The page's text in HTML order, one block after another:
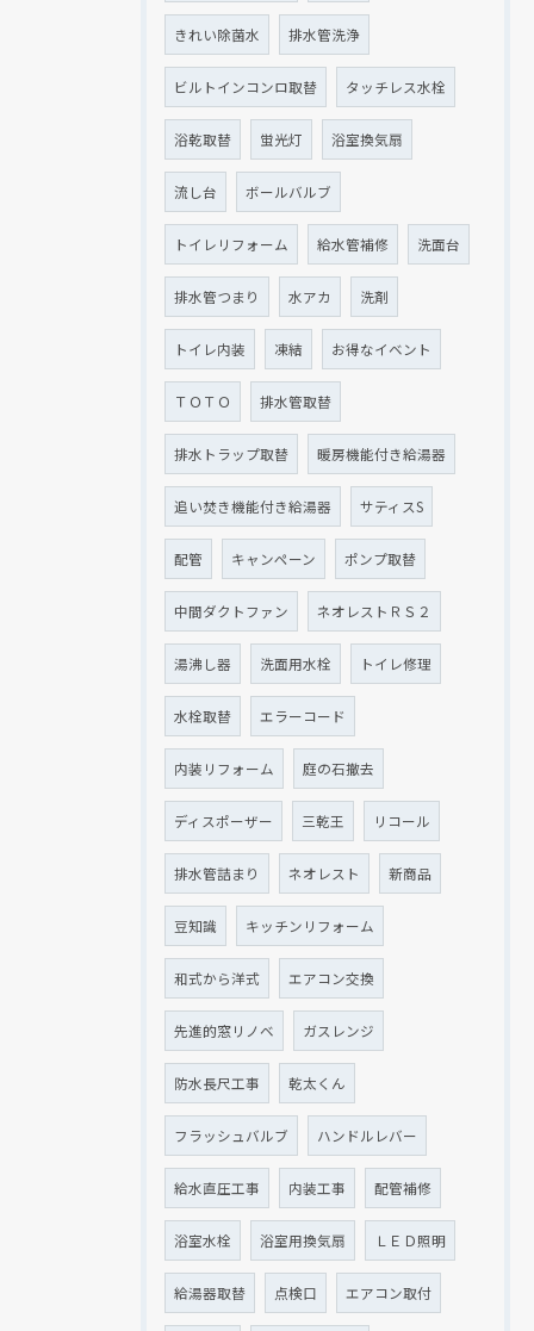
きれい除菌水 排水管洗浄
ビルトインコンロ取替 タッチレス水栓
浴乾取替 蛍光灯 浴室換気扇
流し台 ボールバルブ
トイレリフォーム 給水管補修 洗面台
排水管つまり 水アカ 洗剤
トイレ内装 凍結 お得なイベント
ＴＯＴＯ 排水管取替
排水トラップ取替 暖房機能付き給湯器
追い焚き機能付き給湯器 サティスS
配管 キャンペーン ポンプ取替
中間ダクトファン ネオレストＲＳ２
湯沸し器 洗面用水栓 トイレ修理
水栓取替 エラーコード
内装リフォーム 庭の石撤去
ディスポーザー 三乾王 リコール
排水管詰まり ネオレスト 新商品
豆知識 キッチンリフォーム
和式から洋式 エアコン交換
先進的窓リノベ ガスレンジ
防水長尺工事 乾太くん
フラッシュバルブ ハンドルレバー
給水直圧工事 内装工事 配管補修
浴室水栓 浴室用換気扇 ＬＥＤ照明
給湯器取替 点検口 エアコン取付